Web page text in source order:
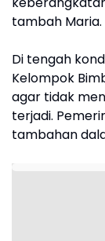
tambah Maria.
Di tengah
Kelompok
agar tidak
terjadi.
tambahan